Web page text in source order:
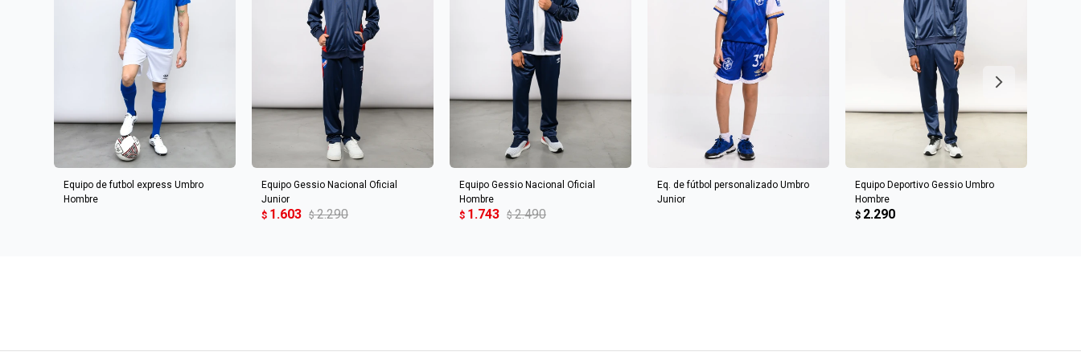
Equipo de futbol express Umbro
Hombre
Equipo Gessio Nacional Oficial
Junior
$ 1.603 $ 2.290
AGREGAR AL CARRITO
Equipo Gessio Nacional Oficial
Hombre
$ 1.743 $ 2.490
AGREGAR AL CARRITO
Eq. de fútbol personalizado Umbro
Junior
Equipo Deportivo Gessio Umbro
Hombre
$ 2.290
AGREGAR AL CARRITO